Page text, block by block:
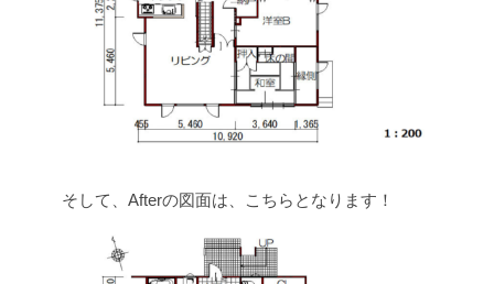
そして、Afterの図面は、こちらとなります！